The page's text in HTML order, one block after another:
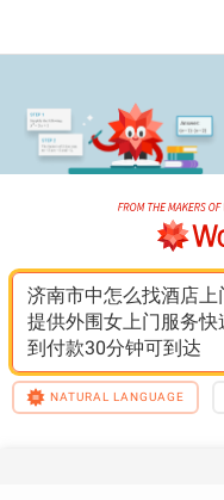
济南市中怎么找酒店上
提供外围女上门服务
到付款30分钟可到达
NATURAL LANGUAGE